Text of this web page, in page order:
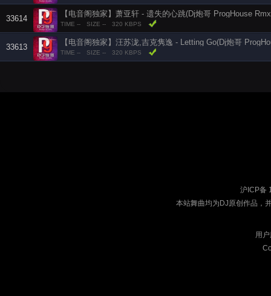
33614
【电音阁独家】萧亚轩 - 遗失的心跳(Dj炮哥 ProgHouse
TIME -- SIZE -- 320 KBPS
33613
【电音阁独家】汪苏泷,吉克隽逸 - Letting Go(Dj炮哥
TIME -- SIZE -- 320 KBPS
沪ICP备
本站舞曲均为DJ原创作品，
用